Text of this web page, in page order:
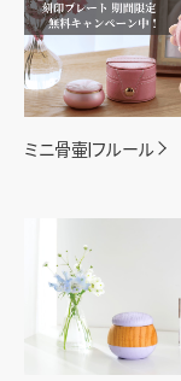
ミニ骨壷|フルール